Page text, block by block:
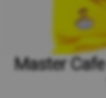
מאסטר קפה טירמיסו | Master Cafe